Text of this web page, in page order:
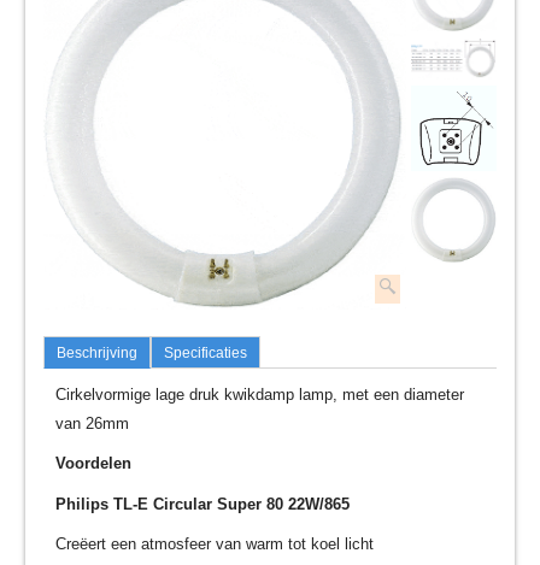
Beschrijving Specificaties
Cirkelvormige lage druk kwikdamp lamp, met een diameter
van 26mm
Voordelen
Philips TL-E Circular Super 80 22W/865
Creëert een atmosfeer van warm tot koel licht